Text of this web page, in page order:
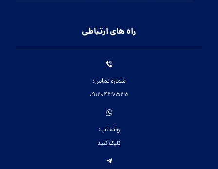
راه های ارتباطی
شماره تماس:
09120437535
واتساپ:
کلیک کنید